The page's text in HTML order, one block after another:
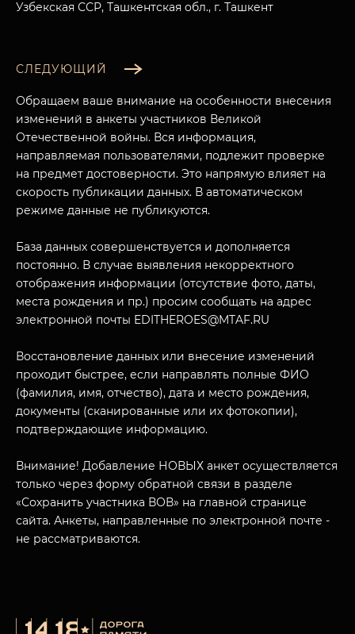
МУЗЕЙНЫЙ КОМПЛЕКС
ПОСЕТИТЕЛЯМ
О НАС
НАЗАД
Узбекская ССР, Ташкентская обл., г. Ташкент
СЛЕДУЮЩИЙ
Обращаем ваше внимание на особенности внесения
изменений в анкеты участников Великой
Отечественной войны. Вся информация,
направляемая пользователями, подлежит проверке
на предмет достоверности. Это напрямую влияет на
скорость публикации данных. В автоматическом
режиме данные не публикуются.
База данных совершенствуется и дополняется
постоянно. В случае выявления некорректного
отображения информации (отсутствие фото, даты,
места рождения и пр.) просим сообщать на адрес
электронной почты EDITHEROES@MTAF.RU
Восстановление данных или внесение изменений
проходит быстрее, если направлять полные ФИО
(фамилия, имя, отчество), дата и место рождения,
документы (сканированные или их фотокопии),
подтверждающие информацию.
Внимание! Добавление НОВЫХ анкет осуществляется
только через форму обратной связи в разделе
«Сохранить участника ВОВ» на главной странице
сайта. Анкеты, направленные по электронной почте -
не рассматриваются.